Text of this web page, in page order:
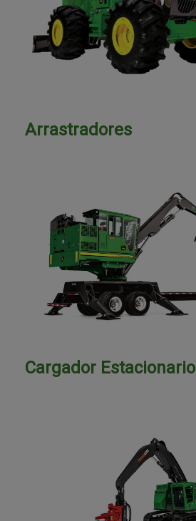
Arrastradores
Cargador Estacionario